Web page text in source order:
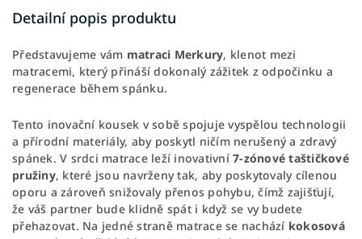
Detailní popis produktu
Představujeme vám matraci Merkury, klenot mezi
matracemi, který přináší dokonalý zážitek z odpočinku a
regenerace během spánku.
Tento inovační kousek v sobě spojuje vyspělou technologii
a přírodní materiály, aby poskytl ničím nerušený a zdravý
spánek. V srdci matrace leží inovativní 7-zónové taštičkové
pružiny, které jsou navrženy tak, aby poskytovaly cílenou
oporu a zároveň snižovaly přenos pohybu, čímž zajišťují,
že váš partner bude klidně spát i když se vy budete
přehazovat. Na jedné straně matrace se nachází kokosová